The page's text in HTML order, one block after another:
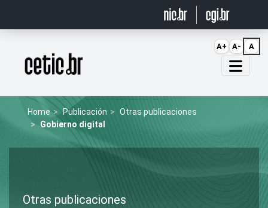
Página inicial
Home Publicación
Otras publicaciones
Gobierno digital
Otras publicaciones
A+ A- A